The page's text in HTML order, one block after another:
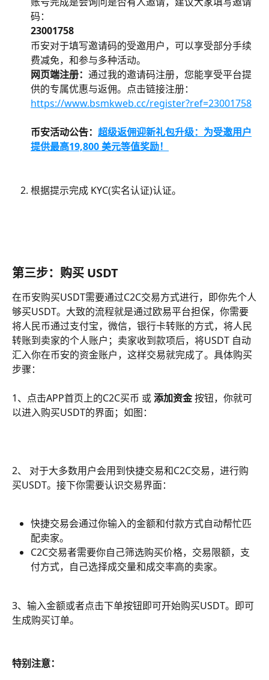
码：
23001758
币安对于填写邀请码的受邀用户，可以享受部分手续
费减免，和参与多种活动。
网页端注册： 通过我的邀请码注册，您能享受平台提
供的专属优惠与返佣。点击链接注册：
https://www.bsmkweb.cc/register?ref=23001758
币安活动公告： 超级返佣迎新礼包升级：为受邀用户
提供最高19,800 美元等值奖励！
根据提示完成 KYC(实名认证)认证。
第三步：购买 USDT
在币安购买USDT需要通过C2C交易方式进行，即你先个人
够买USDT。大致的流程就是通过欧易平台担保，你需要
将人民币通过支付宝，微信，银行卡转账的方式，将人民
转账到卖家的个人账户；卖家收到款项后，将USDT 自动
汇入你在币安的资金账户，这样交易就完成了。具体购买
步骤：
1、点击APP首页上的C2C买币 或 添加资金 按钮，你就可
以进入购买USDT的界面；如图：
2、 对于大多数用户会用到快捷交易和C2C交易，进行购
买USDT。接下你需要认识交易界面：
快捷交易会通过你输入的金额和付款方式自动帮忙匹
配卖家。
C2C交易者需要你自己筛选购买价格，交易限额，支
付方式，自己选择成交量和成交率高的卖家。
3、输入金额或者点击下单按钮即可开始购买USDT。即可
生成购买订单。
特别注意：